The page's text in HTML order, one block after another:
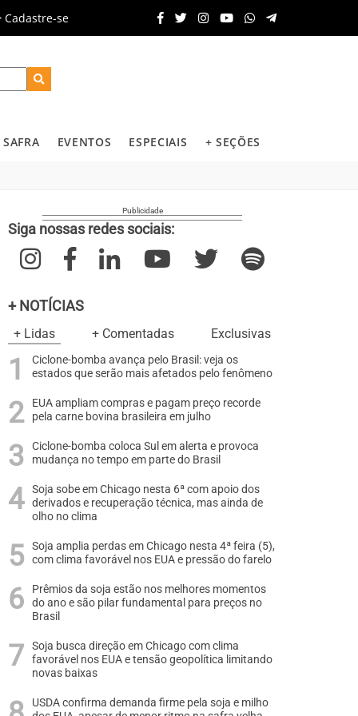
Cadastre-se
SAFRA EVENTOS ESPECIAIS + SEÇÕES
Siga nossas redes sociais:
+ NOTÍCIAS
+ Lidas + Comentadas Exclusivas
Ciclone-bomba avança pelo Brasil: veja os
estados que serão mais afetados pelo fenômeno
EUA ampliam compras e pagam preço recorde
pela carne bovina brasileira em julho
Ciclone-bomba coloca Sul em alerta e provoca
mudança no tempo em parte do Brasil
Soja sobe em Chicago nesta 6ª com apoio dos
derivados e recuperação técnica, mas ainda de
olho no clima
Soja amplia perdas em Chicago nesta 4ª feira (5),
com clima favorável nos EUA e pressão do farelo
Prêmios da soja estão nos melhores momentos
do ano e são pilar fundamental para preços no
Brasil
Soja busca direção em Chicago com clima
favorável nos EUA e tensão geopolítica limitando
novas baixas
USDA confirma demanda firme pela soja e milho